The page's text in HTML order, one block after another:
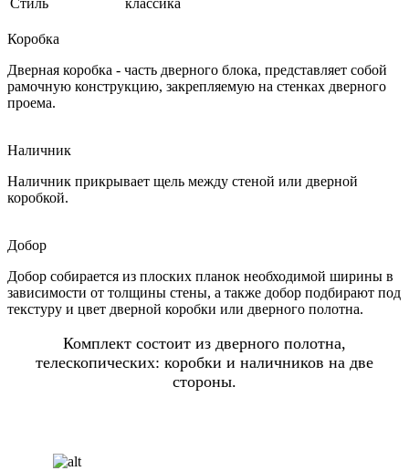
Стиль
классика
Коробка
Дверная коробка - часть дверного блока, представляет собой
рамочную конструкцию, закрепляемую на стенках дверного
проема.
Наличник
Наличник прикрывает щель между стеной или дверной
коробкой.
Добор
Добор собирается из плоских планок необходимой ширины в
зависимости от толщины стены, а также добор подбирают под
текстуру и цвет дверной коробки или дверного полотна.
Комплект состоит из дверного полотна,
телескопических: коробки и наличников на две
стороны.